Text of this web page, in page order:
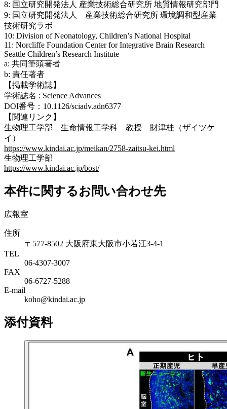
8: 国立研究開発法人 産業技術総合研究所 地質情報研究部門
9: 国立研究開発法人 産業技術総合研究所 環境調和型産業
技術研究ラボ
10: Division of Neonatology, Children’s National Hospital
11: Norcliffe Foundation Center for Integrative Brain Research
Seattle Children’s Research Institute
a: 共同筆頭著者
b: 責任著者
【掲載学術誌】
学術誌名 : Science Advances
DOI番号：10.1126/sciadv.adn6377
【関連リンク】
生物理工学部 生命情報工学科 教授 財津桂（ザイツケ
イ）
https://www.kindai.ac.jp/meikan/2758-zaitsu-kei.html
生物理工学部
https://www.kindai.ac.jp/bost/
本件に関するお問い合わせ先
広報室
住所
〒577-8502 大阪府東大阪市小若江3-4-1
TEL
06‐4307‐3007
FAX
06‐6727‐5288
E-mail
koho@kindai.ac.jp
添付資料